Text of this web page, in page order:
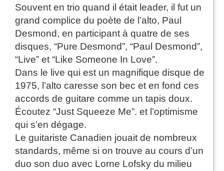
Souvent en trio quand il était leader, il fut un
grand complice du poète de l’alto, Paul
Desmond, en participant à quatre de ses
disques, “Pure Desmond”, “Paul Desmond”,
“Live” et “Like Someone In Love”.
Dans le live qui est un magnifique disque de
1975, l’alto caresse son bec et en fond ces
accords de guitare comme un tapis doux.
Écoutez “Just Squeeze Me”. et l’optimisme
qui s’en dégage.
Le guitariste Canadien jouait de nombreux
standards, même si on trouve au cours d’un
duo son duo avec Lorne Lofsky du milieu